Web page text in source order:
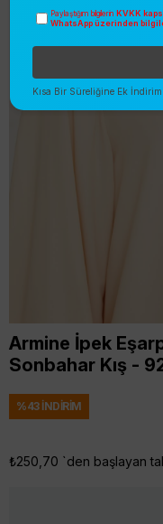
Armine İpek
Sonbahar Kış -
%43İNDIRIM
₺250,70 `den başlayan
Paylaştığım bilgilerin KVKK
WhatsApp üzerinden
Kısa Bir Süreliğine Ek İndirim